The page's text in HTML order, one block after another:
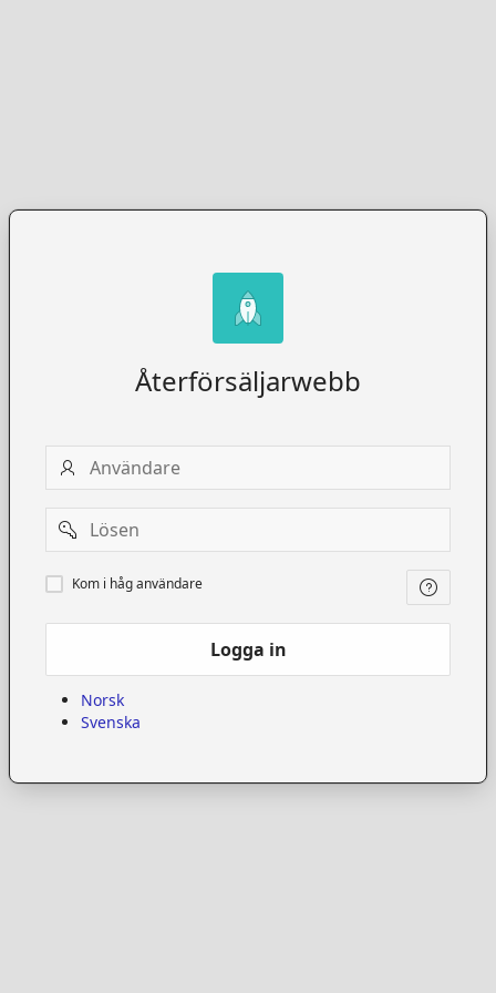
Återförsäljarwebb
Användare
Password
Kom
i
Kom i håg användare
Logga in
Norsk
Svenska